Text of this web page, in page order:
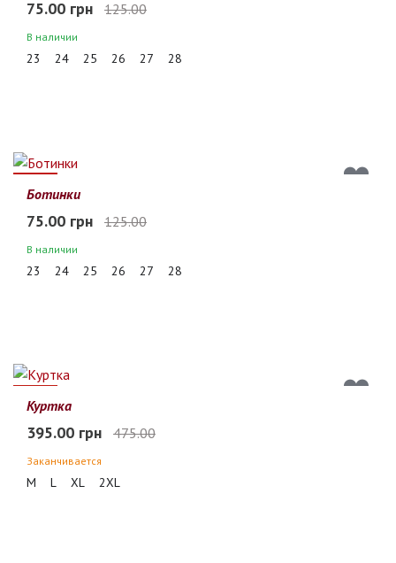
75.00 грн 125.00
В наличии
23 24 25 26 27 28
40%
Ботинки
75.00 грн 125.00
В наличии
23 24 25 26 27 28
17%
Куртка
395.00 грн 475.00
Заканчивается
M L XL 2XL